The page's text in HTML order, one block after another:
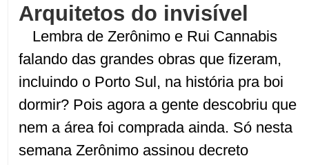
Arquitetos do invisível
Lembra de Zerônimo e Rui Cannabis
falando das grandes obras que fizeram,
incluindo o Porto Sul, na história pra boi
dormir? Pois agora a gente descobriu que
nem a área foi comprada ainda. Só nesta
semana Zerônimo assinou decreto